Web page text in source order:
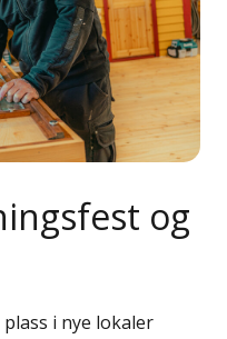
og
i nye lokaler